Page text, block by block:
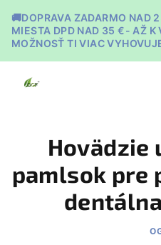
na
obsah
🚚DOPRAVA ZADARMO NAD
MIESTA DPD NAD 35 €- AŽ K
MOŽNOSŤ TI VIAC
Hovädzie
pamlsok pre